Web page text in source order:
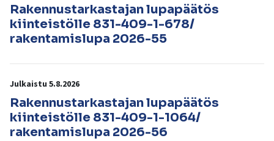
kosketus-
ja
pyyhkäisyliikkeitä.
Rakennustarkastajan lupapäätös
kiinteistölle 831-409-1-678/
rakentamislupa 2026-55
Julkaistu 5.8.2026
Rakennustarkastajan lupapäätös
kiinteistölle 831-409-1-1064/
rakentamislupa 2026-56